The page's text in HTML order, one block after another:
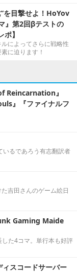
を目撃せよ！HoYov
』第2回βテストの
】
によってさらに戦略性
に迫ります！
Reincarnation』
』『ファイナルフ
いるであろう有志翻訳者
吉田さんのゲーム絵日
Gaming Maide
た4コマ。単行本も好評
スコードサーバー